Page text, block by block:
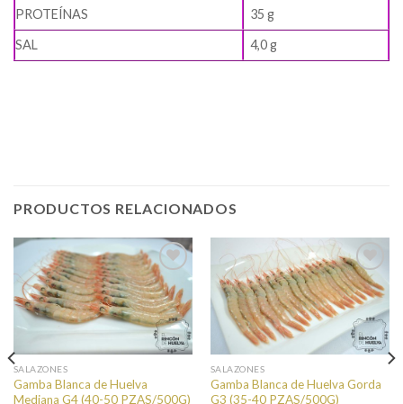
PROTEÍNAS
35 g
SAL
4,0 g
PRODUCTOS RELACIONADOS
Añadir a
favoritos
SALAZONES
Gamba Blanca de Huelva
Mediana G4 (40-50 PZAS/500G)
Añadir a
favoritos
SALAZONES
Gamba Blanca de Huelva Gorda
G3 (35-40 PZAS/500G)